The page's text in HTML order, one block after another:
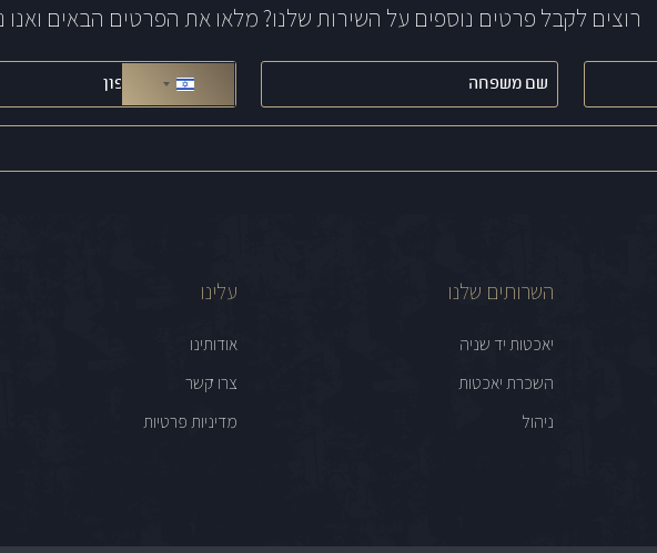
רוצים לקבל פרטים נוספים על השירות שלנו? מלאו את הפרטים הבאים
שם
משפחה
(חובה)
טלפון
(חובה)ישראל +972
השרותים שלנו
יאכטות יד שניה
השכרת יאכטות
ניהול
עלינו
אודותינו
צרו קשר
מדיניות פרטיות